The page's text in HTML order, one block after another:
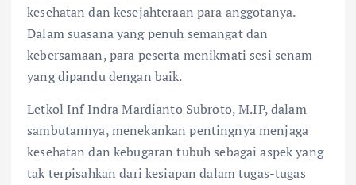
kesehatan dan kesejahteraan para anggotanya.
Dalam suasana yang penuh semangat dan
kebersamaan, para peserta menikmati sesi senam
yang dipandu dengan baik.
Letkol Inf Indra Mardianto Subroto, M.IP, dalam
sambutannya, menekankan pentingnya menjaga
kesehatan dan kebugaran tubuh sebagai aspek yang
tak terpisahkan dari kesiapan dalam tugas-tugas